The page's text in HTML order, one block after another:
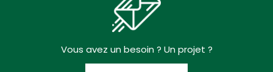
Vous avez un besoin ? Un projet ?